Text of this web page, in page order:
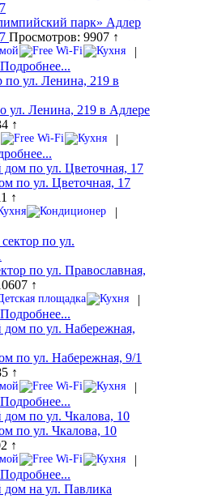
парк» Адлер
Просмотров: 9907 ↑
|
Подробнее...
ул. Ленина, 219 в Адлере
↑
|
по ул. Цветочная, 17
↑
|
по ул. Православная,
↑
|
Подробнее...
по ул. Набережная, 9/1
↑
|
Подробнее...
по ул. Чкалова, 10
↑
|
Подробнее...